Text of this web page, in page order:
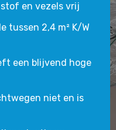
en vezels vrij
tussen 2,4 m² K/W
een blijvend hoge
niet en is